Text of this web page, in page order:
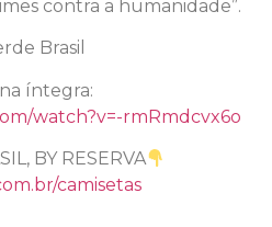
contra a humanidade”.
Brasil
íntegra:
watch?v=-rmRmdcvx6o
BY RESERVA
camisetas